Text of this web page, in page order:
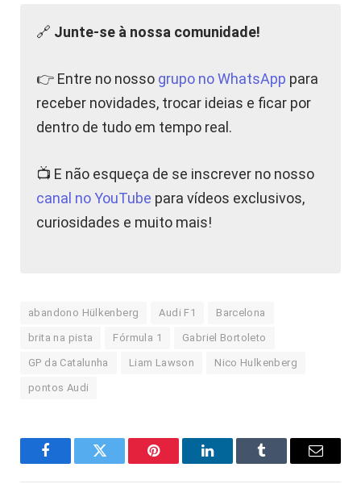
🔗 Junte-se à nossa comunidade!
👉 Entre no nosso grupo no WhatsApp para
receber novidades, trocar ideias e ficar por
dentro de tudo em tempo real.
📺 E não esqueça de se inscrever no nosso
canal no YouTube para vídeos exclusivos,
curiosidades e muito mais!
abandono Hülkenberg Audi F1 Barcelona
brita na pista Fórmula 1 Gabriel Bortoleto
GP da Catalunha Liam Lawson Nico Hulkenberg
pontos Audi
FacebookTwitter Pinterest LinkedInTumblr
E-